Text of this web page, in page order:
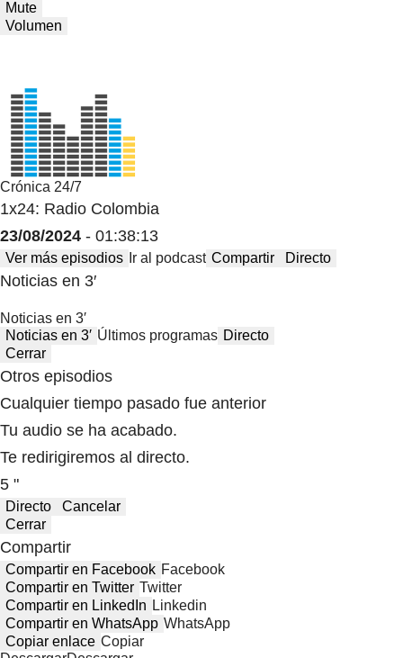
Mute
Volumen
Crónica 24/7
1x24: Radio Colombia
23/08/2024 - 01:38:13
Ver más episodios Ir al podcast Compartir Directo
Noticias en 3′
Noticias en 3′
Noticias en 3′ Últimos programas Directo
Cerrar
Otros episodios
Cualquier tiempo pasado fue anterior
Tu audio se ha acabado.
Te redirigiremos al directo.
5 "
Directo
Cancelar
Cerrar
Compartir
Compartir en Facebook Facebook
Compartir en Twitter Twitter
Compartir en LinkedIn Linkedin
Compartir en WhatsApp WhatsApp
Copiar enlace Copiar